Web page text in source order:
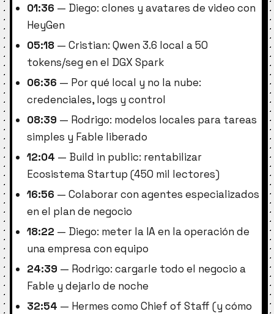
01:36 — Diego: clones y avatares de video con
HeyGen
05:18— Cristian: Qwen 3.6 local a 50
tokens/seg en el DGX Spark
06:36 — Por qué local y no la nube:
credenciales, logs y control
08:39 — Rodrigo: modelos locales para tareas
simples y Fable liberado
12:04 — Build in public: rentabilizar
Ecosistema Startup (450 mil lectores)
16:56 — Colaborar con agentes especializados
en el plan de negocio
18:22 — Diego: meter la IA en la operación de
una empresa con equipo
24:39 — Rodrigo: cargarle todo el negocio a
Fable y dejarlo de noche
32:54 — Hermes como Chief of Staff (y cómo